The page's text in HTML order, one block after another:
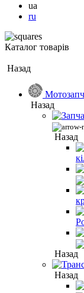
ua
ru
Каталог товарів
Назад
Назад
Назад
Назад
Назад